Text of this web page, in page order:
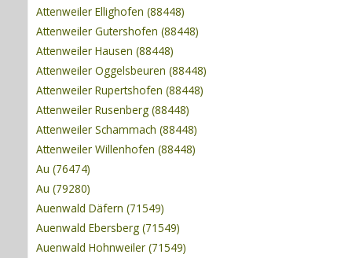
Attenweiler Ellighofen (88448)
Attenweiler Gutershofen (88448)
Attenweiler Hausen (88448)
Attenweiler Oggelsbeuren (88448)
Attenweiler Rupertshofen (88448)
Attenweiler Rusenberg (88448)
Attenweiler Schammach (88448)
Attenweiler Willenhofen (88448)
Au (76474)
Au (79280)
Auenwald Däfern (71549)
Auenwald Ebersberg (71549)
Auenwald Hohnweiler (71549)